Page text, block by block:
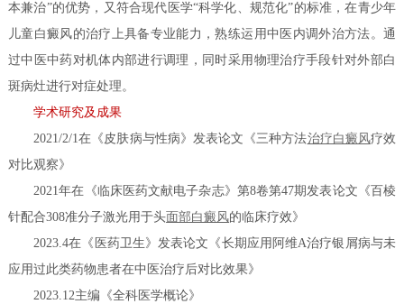
本兼治”的优势，又符合现代医学“科学化、规范化”的标准，在青少年
儿童白癜风的治疗上具备专业能力，熟练运用中医内调外治方法。通
过中医中药对机体内部进行调理，同时采用物理治疗手段针对外部白
斑病灶进行对症处理。
学术研究及成果
2021/2/1在《皮肤病与性病》发表论文《三种方法治疗白癜风疗效
对比观察》
2021年在《临床医药文献电子杂志》第8卷第47期发表论文《百棱
针配合308准分子激光用于头面部白癜风的临床疗效》
2023.4在《医药卫生》发表论文《长期应用阿维A治疗银屑病与未
应用过此类药物患者在中医治疗后对比效果》
2023.12主编《全科医学概论》